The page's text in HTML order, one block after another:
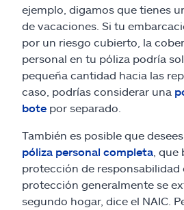
ejemplo, digamos que tienes
de vacaciones. Si tu
por un riesgo cubierto, la
personal en tu póliza podría
pequeña cantidad hacia las
caso, podrías considerar una
bote por separado.
También es posible que
póliza personal completa ,
protección de responsabilidad
protección generalmente se
segundo hogar, dice el NAIC.